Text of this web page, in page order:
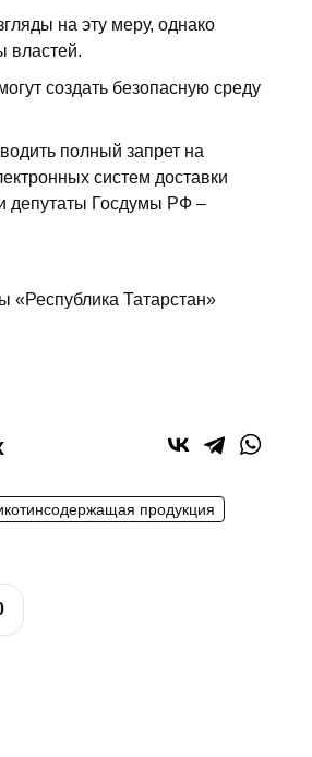
на эту меру, однако
властей.
создать безопасную среду
полный запрет на
систем доставки
депутаты Госдумы РФ –
«Республика Татарстан»
продукция